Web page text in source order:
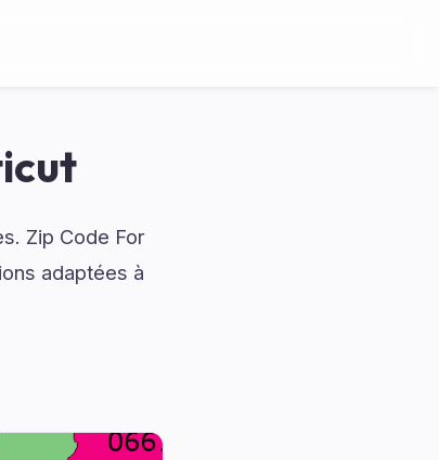
Zip Code For
adaptées à